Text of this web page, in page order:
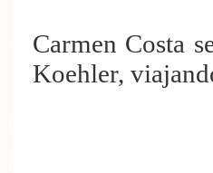
Carmen Costa
Koehler,